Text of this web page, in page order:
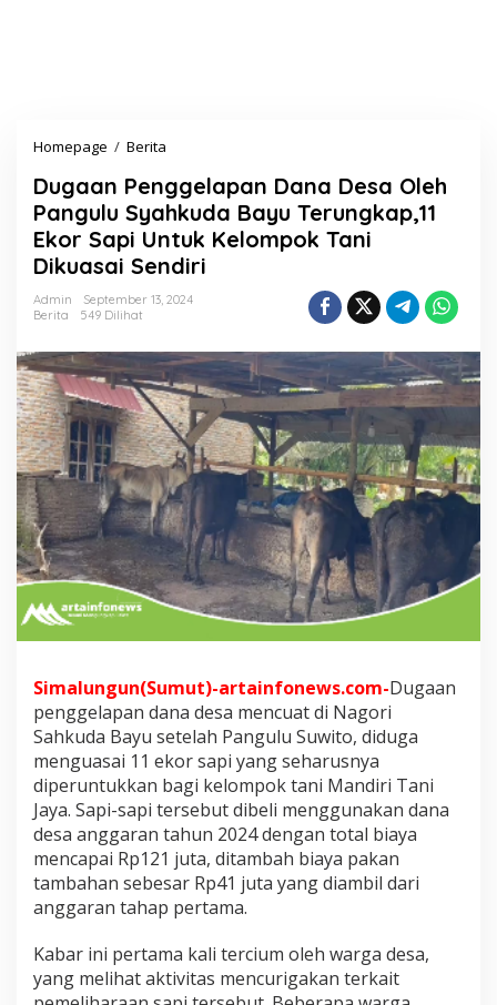
Homepage / Berita
g
a
a
n
P
n
e
l
a
p
a
n
D
a
n
D
e
s
O
e
h
P
a
n
g
u
u
S
y
a
h
u
d
Dugaan Penggelapan Dana Desa Oleh
Pangulu Syahkuda Bayu Terungkap,11
Ekor Sapi Untuk Kelompok Tani
Dikuasai Sendiri
Admin
September 13, 2024
Berita
549 Dilihat
Simalungun(Sumut)-artainfonews.com-Dugaan
penggelapan dana desa mencuat di Nagori
Sahkuda Bayu setelah Pangulu Suwito, diduga
menguasai 11 ekor sapi yang seharusnya
diperuntukkan bagi kelompok tani Mandiri Tani
Jaya. Sapi-sapi tersebut dibeli menggunakan dana
desa anggaran tahun 2024 dengan total biaya
mencapai Rp121 juta, ditambah biaya pakan
tambahan sebesar Rp41 juta yang diambil dari
anggaran tahap pertama.
Kabar ini pertama kali tercium oleh warga desa,
yang melihat aktivitas mencurigakan terkait